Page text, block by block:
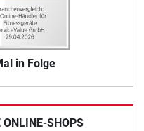
in Folge
ONLINE-SHOPS